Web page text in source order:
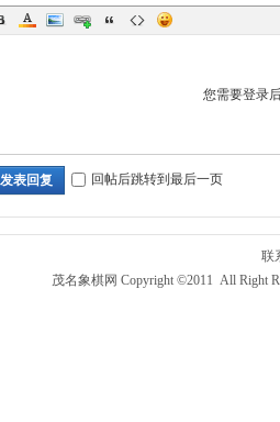
您需要登录
发表回复 回帖后跳转到最后一页
联
茂名象棋网 Copyright ©2011 All Right